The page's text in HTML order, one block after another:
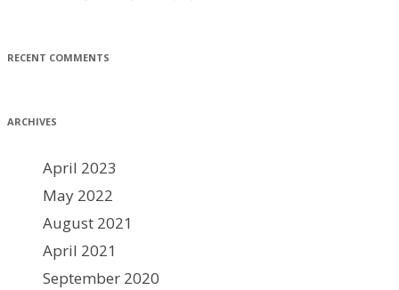
RECENT COMMENTS
ARCHIVES
April 2023
May 2022
August 2021
April 2021
September 2020